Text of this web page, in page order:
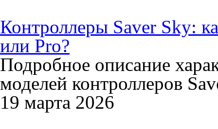
Контроллеры Saver Sky:
или Pro?
Подробное описание
моделей контроллеров
19 марта 2026